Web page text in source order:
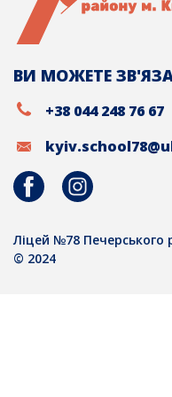
ВИ МОЖЕТЕ
+38 044 248 76 67
Ліцей №78 Печерського
© 2024